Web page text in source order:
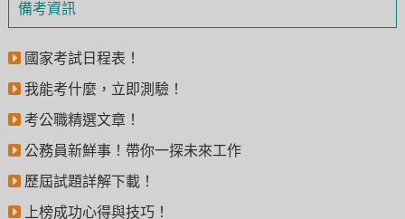
備考資訊
國家考試日程表！
我能考什麼，立即測驗！
考公職精選文章！
公務員新鮮事！帶你一探未來工作
歷屆試題詳解下載！
上榜成功心得與技巧！